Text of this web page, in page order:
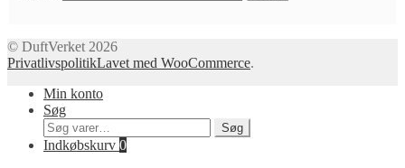
© DuftVerket 2026
PrivatlivspolitikLavet med WooCommerce.
Min konto
Søg
Søg
efter:
Søg
Indkøbskurv 0